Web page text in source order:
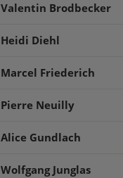
Valentin Brodbecker
Heidi Diehl
Marcel Friederich
Pierre Neuilly
Alice Gundlach
Wolfgang Junglas